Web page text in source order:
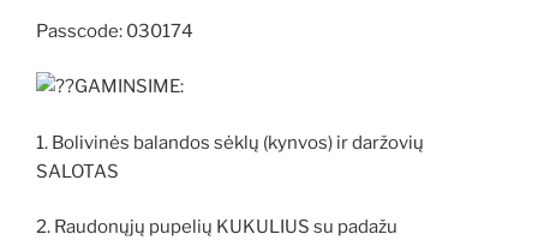
Passcode: 030174
GAMINSIME:
1. Bolivinės balandos sėklų (kynvos) ir daržovių
SALOTAS
2. Raudonųjų pupelių KUKULIUS su padažu